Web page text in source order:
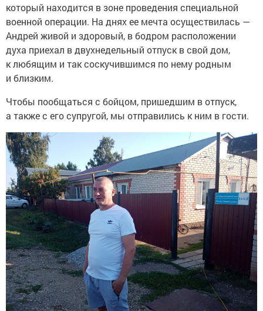
который находится в зоне проведения специальной
военной операции. На днях ее мечта осуществилась —
Андрей живой и здоровый, в бодром расположении
духа приехал в двухнедельный отпуск в свой дом,
к любящим и так соскучившимся по нему родным
и близким.
Чтобы пообщаться с бойцом, пришедшим в отпуск,
а также с его супругой, мы отправились к ним в гости.